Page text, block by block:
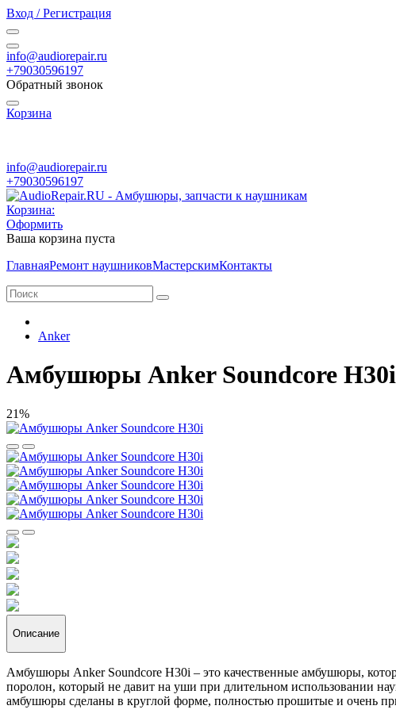
Вход / Регистрация
info@audiorepair.ru
+79030596197
Обратный звонок
Корзина
info@audiorepair.ru
+79030596197
Корзина:
Оформить
Ваша корзина пуста
ГлавнаяРемонт наушниковМастерскимКонтакты
Anker
Амбушюры Anker Soundcore H30i
21%
Описание
Амбушюры Anker Soundcore H30i – это качественные амбушюры,
поролон, который не давит на уши при длительном использовании
амбушюры сделаны в круглой форме, полностью прошитые и очень